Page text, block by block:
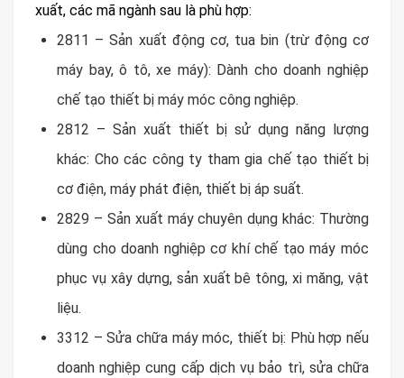
xuất, các mã ngành sau là phù hợp:
2811 – Sản xuất động cơ, tua bin (trừ động cơ
máy bay, ô tô, xe máy): Dành cho doanh nghiệp
chế tạo thiết bị máy móc công nghiệp.
2812 – Sản xuất thiết bị sử dụng năng lượng
khác: Cho các công ty tham gia chế tạo thiết bị
cơ điện, máy phát điện, thiết bị áp suất.
2829 – Sản xuất máy chuyên dụng khác: Thường
dùng cho doanh nghiệp cơ khí chế tạo máy móc
phục vụ xây dựng, sản xuất bê tông, xi măng, vật
liệu.
3312 – Sửa chữa máy móc, thiết bị: Phù hợp nếu
doanh nghiệp cung cấp dịch vụ bảo trì, sửa chữa